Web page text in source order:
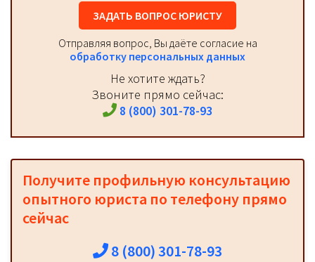
ЗАДАТЬ ВОПРОС ЮРИСТУ
Отправляя вопрос, Вы даёте согласие на
обработку персональных данных
Не хотите ждать?
Звоните прямо сейчас:
8 (800) 301-78-93
Получите профильную консультацию
опытного юриста по телефону прямо
сейчас
8 (800) 301-78-93